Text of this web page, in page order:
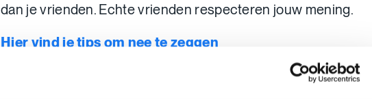
dan je vrienden. Echte vrienden respecteren jouw mening.
Hier vind je tips om nee te zeggen